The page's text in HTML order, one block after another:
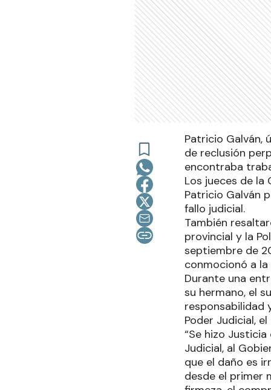
Patricio Galván,
de reclusión
encontraba
Los jueces de la
Patricio Galván
fallo judicial.
También
provincial y la
septiembre de
conmocionó a
Durante una
su hermano, el
responsabilidad
Poder Judicial,
“Se hizo
Judicial, al
que el daño es
desde el primer